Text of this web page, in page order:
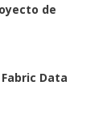
de
Data